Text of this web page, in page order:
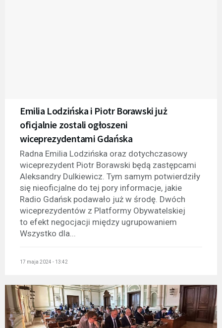
Emilia Lodzińska i Piotr Borawski już
oficjalnie zostali ogłoszeni
wiceprezydentami Gdańska
Radna Emilia Lodzińska oraz dotychczasowy
wiceprezydent Piotr Borawski będą zastępcami
Aleksandry Dulkiewicz. Tym samym potwierdziły
się nieoficjalne do tej pory informacje, jakie
Radio Gdańsk podawało już w środę. Dwóch
wiceprezydentów z Platformy Obywatelskiej
to efekt negocjacji między ugrupowaniem
Wszystko dla...
17 maja 2024 - 13:42